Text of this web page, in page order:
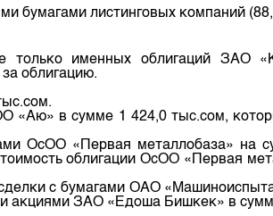
Результаты
Объем ГЦБ в
бумагами листинговых компаний
именных облигаций ЗАО
облигацию.
в сумме 1 424,0 тыс.сом,
ОсОО «Первая металлобаза» на
облигации ОсОО «Первая
с бумагами ОАО
акциями ЗАО «Едоша Бишкек» в